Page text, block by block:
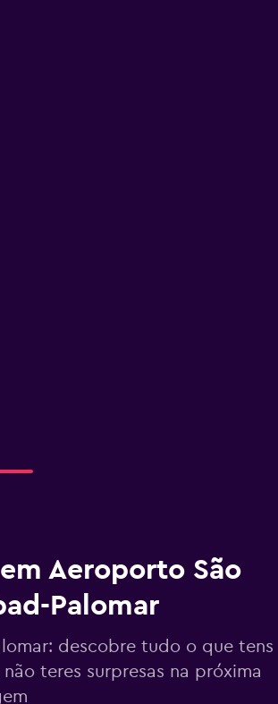
Aeroporto São
Palomar
descobre tudo o que tens
teres surpresas na próxima